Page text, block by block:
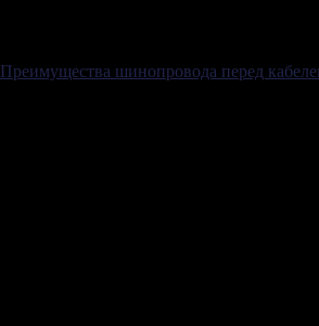
Преимущества шинопровода перед